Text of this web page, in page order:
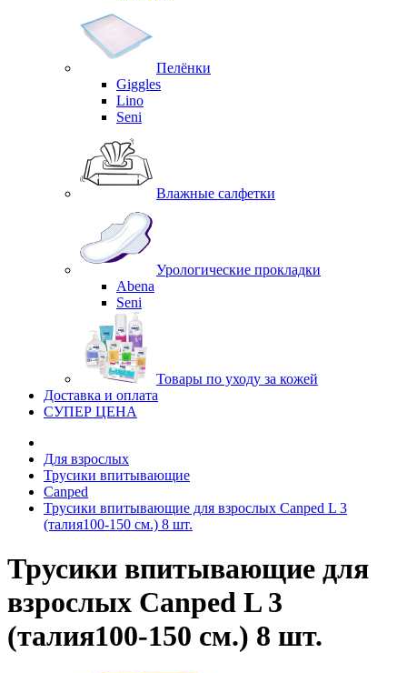
Пелёнки
Giggles
Lino
Seni
Влажные салфетки
Урологические прокладки
Abena
Seni
Товары по уходу за кожей
Доставка и оплата
СУПЕР ЦЕНА
Для взрослых
Трусики впитывающие
Canped
Трусики впитывающие для взрослых Canped L 3
(талия100-150 см.) 8 шт.
Трусики впитывающие для
взрослых Canped L 3
(талия100-150 см.) 8 шт.